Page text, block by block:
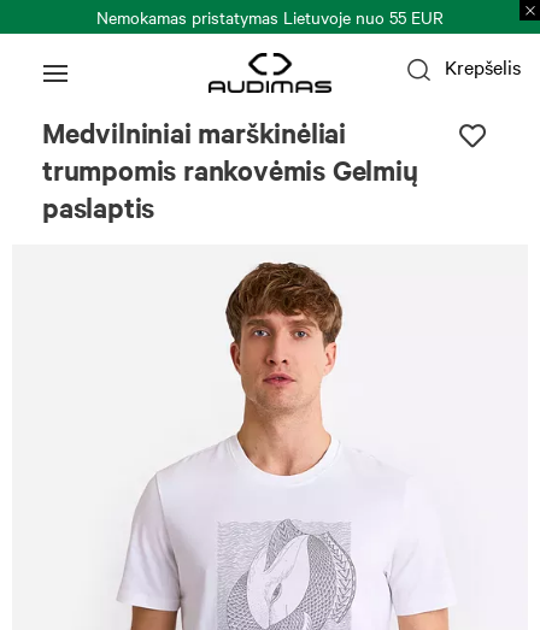
Nemokamas pristatymas Lietuvoje nuo 55 EUR
Krepšelis
Medvilniniai marškinėliai
trumpomis rankovėmis Gelmių
paslaptis